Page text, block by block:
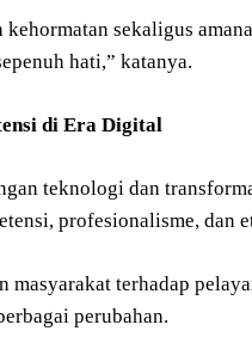
kehormatan sekaligus
hati,” katanya.
di Era Digital
teknologi dan
profesionalisme, dan
masyarakat terhadap
perubahan.